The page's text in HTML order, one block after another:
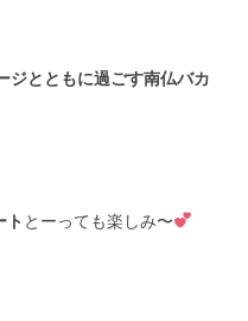
ジとともに過ごす南仏バカ
とーっても楽しみ〜